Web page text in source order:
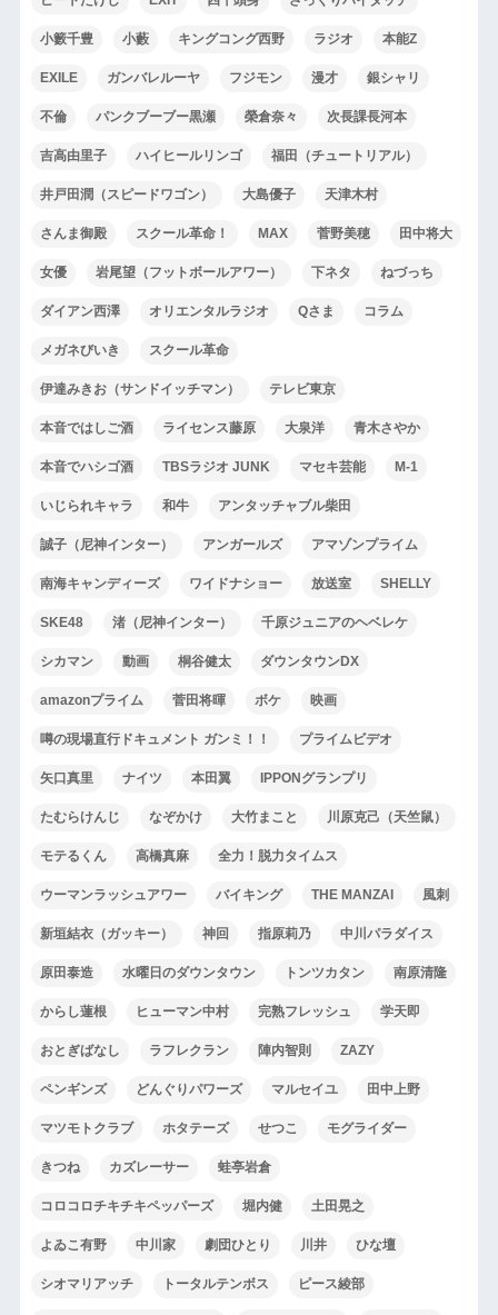
小籔千豊 小藪 キングコング西野 ラジオ 本能Z
EXILE ガンバレルーヤ フジモン 漫才 銀シャリ
不倫 パンクブーブー黒瀬 榮倉奈々 次長課長河本
吉高由里子 ハイヒールリンゴ 福田（チュートリアル）
井戸田潤（スピードワゴン） 大島優子 天津木村
さんま御殿 スクール革命！ MAX 菅野美穂 田中将大
女優 岩尾望（フットボールアワー） 下ネタ ねづっち
ダイアン西澤 オリエンタルラジオ Qさま コラム
メガネびいき スクール革命
伊達みきお（サンドイッチマン） テレビ東京
本音ではしご酒 ライセンス藤原 大泉洋 青木さやか
本音でハシゴ酒 TBSラジオ JUNK マセキ芸能 M-1
いじられキャラ 和牛 アンタッチャブル柴田
誠子（尼神インター） アンガールズ アマゾンプライム
南海キャンディーズ ワイドナショー 放送室 SHELLY
SKE48 渚（尼神インター） 千原ジュニアのヘベレケ
シカマン 動画 桐谷健太 ダウンタウンDX
amazonプライム 菅田将暉 ボケ 映画
噂の現場直行ドキュメント ガンミ！！ プライムビデオ
矢口真里 ナイツ 本田翼 IPPONグランプリ
たむらけんじ なぞかけ 大竹まこと 川原克己（天竺鼠）
モテるくん 高橋真麻 全力！脱力タイムス
ウーマンラッシュアワー バイキング THE MANZAI 風刺
新垣結衣（ガッキー） 神回 指原莉乃 中川パラダイス
原田泰造 水曜日のダウンタウン トンツカタン 南原清隆
からし蓮根 ヒューマン中村 完熟フレッシュ 学天即
おとぎばなし ラフレクラン 陣内智則 ZAZY
ペンギンズ どんぐりパワーズ マルセイユ 田中上野
マツモトクラブ ホタテーズ せつこ モグライダー
きつね カズレーサー 蛙亭岩倉
コロコロチキチキペッパーズ 堀内健 土田晃之
よゐこ有野 中川家 劇団ひとり 川井 ひな壇
シオマリアッチ トータルテンボス ピース綾部